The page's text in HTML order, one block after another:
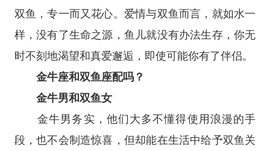
双鱼，专一而又花心。爱情与双鱼而言，就如水一
样，没有了生命之源，鱼儿就没有办法生存，你无
时不刻地渴望和真爱邂逅，即使可能你有了伴侣。
金牛座和双鱼座配吗？
金牛男和双鱼女
金牛男务实，他们大多不懂得使用浪漫的手
段，也不会制造惊喜，但却能在生活中给予双鱼关